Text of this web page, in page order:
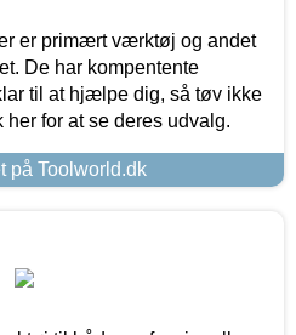
er primært værktøj og andet
De har kompentente
til at hjælpe dig, så tøv ikke
for at se deres udvalg.
på Toolworld.dk